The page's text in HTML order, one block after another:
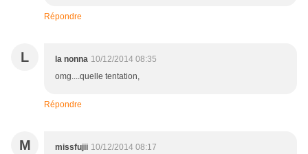
Répondre
L la nonna 10/12/2014 08:35
omg....quelle tentation,
Répondre
M missfujii 10/12/2014 08:17